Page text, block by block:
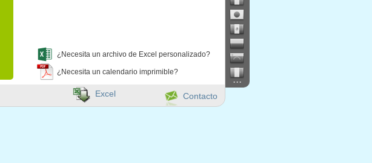
¿Necesita un archivo de Excel personalizado?
¿Necesita un calendario imprimible?
...
Contacto
Excel